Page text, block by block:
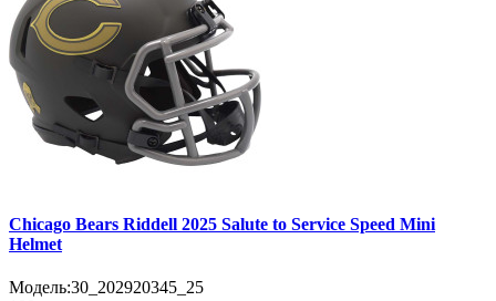
Chicago Bears Riddell 2025 Salute to Service Speed Mini
Helmet
Модель:30_202920345_25